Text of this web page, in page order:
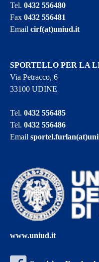
Tel.0432 556480
Fax0432 556481
Emailcirf(at)uniud.it
SPORTELLO PER LA
Via Petracco, 6
33100 UDINE
Tel.0432 556485
Tel.0432 556486
Email
www.uniud.it